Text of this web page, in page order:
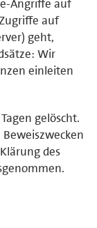
Angriffe auf
auf
geht,
Wir
einleiten
gelöscht.
des